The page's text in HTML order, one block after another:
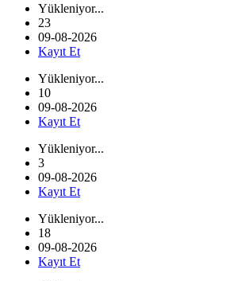
Yükleniyor...
23
09-08-2026
Kayıt Et
Yükleniyor...
10
09-08-2026
Kayıt Et
Yükleniyor...
3
09-08-2026
Kayıt Et
Yükleniyor...
18
09-08-2026
Kayıt Et